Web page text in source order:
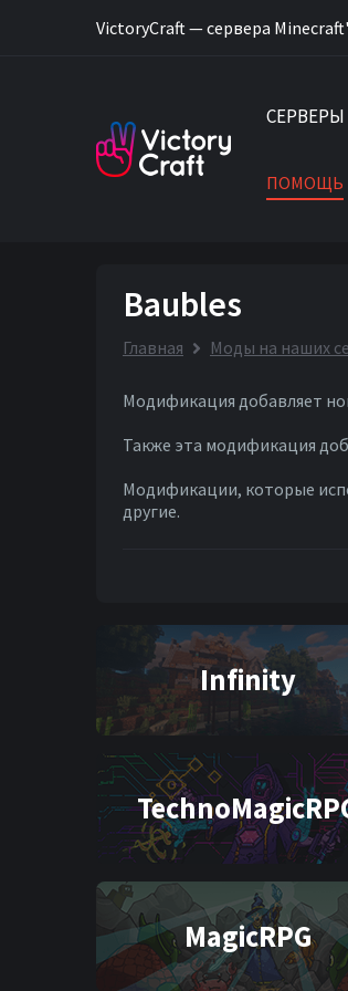
VictoryCraft — сервера
СЕРВЕРЫ
ПОМОЩЬ
Baubles
Главная Моды на наших
Модификация добавляет
Также эта модификация
Модификации, которые
другие.
Infinity
MagicRPG